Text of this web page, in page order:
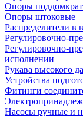
Опоры
Опоры штоковые
Распределители в
Регулировочно-
Регулировочно-
исполнении
Рукава высокого
Устройства
Фитинги
Насосы ручные и